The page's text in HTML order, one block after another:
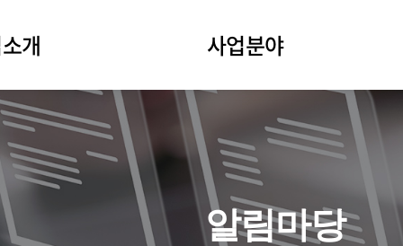
개
사말
활동
활동
영
사업분야
업면허
점검정비사업
긴급복구사업
진단사업
알림마당